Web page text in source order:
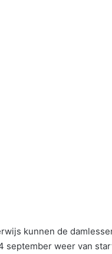
kunnen de
september weer van